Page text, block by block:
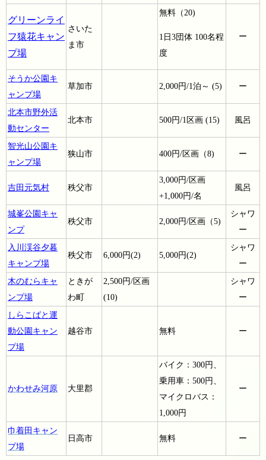
グリーンライ
フ猿花キャン
プ場
さいた
ま市
無料（20)
1日3団体 100名程
度
ー
そうか公園キ
ャンプ場
草加市 2,000円/1泊～ (5) ー
北本市野外活
動センター
北本市 500円/1区画 (15) 風呂
智光山公園キ
ャンプ場
狭山市 400円/区画（8) ー
吉田元気村 秩父市
3,000円/区画
+1,000円/名
風呂
城峯公園キャ
ンプ
秩父市 2,000円/区画（5)
シャワ
ー
入川渓谷夕暮
キャンプ場
秩父市 6,000円(2) 5,000円(2)
シャワ
ー
木のむらキャ
ンプ場
ときが
わ町
2,500円/区画
(10)
シャワ
ー
しらこばと運
動公園キャン
プ場
越谷市 無料 ー
かわせみ河原 大里郡
バイク：300円、
乗用車：500円、
マイクロバス：
1,000円
ー
巾着田キャン
プ場
日高市 無料 ー